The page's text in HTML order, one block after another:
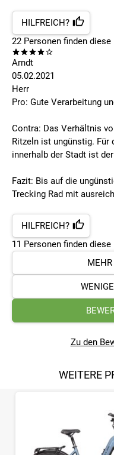
HILFREICH?
22 Personen finden diese
Arndt
05.02.2021
Herr
Pro: Gute Verarbeitung
Contra: Das Verhältnis
Ritzeln ist ungünstig. Für
innerhalb der Stadt ist
Fazit: Bis auf die
Trecking Rad mit
HILFREICH?
11 Personen finden diese
MEHR
Zu den
WEITERE